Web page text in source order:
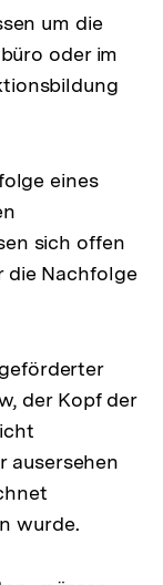
um die
oder im
eines
sich offen
die Nachfolge
der Kopf der
ausersehen
wurde.